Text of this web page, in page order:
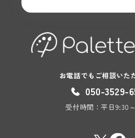
お電話でもご相談いた
050-3529-
受付時間：平日9:30